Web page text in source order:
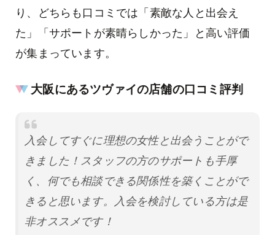
り、どちらも口コミでは「素敵な人と出会え
た」「サポートが素晴らしかった」と高い評価
が集まっています。
大阪にあるツヴァイの店舗の口コミ評判
入会してすぐに理想の女性と出会うことがで
きました！スタッフの方のサポートも手厚
く、何でも相談できる関係性を築くことがで
きると思います。入会を検討している方は是
非オススメです！